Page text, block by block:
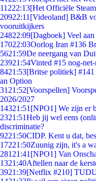
11222:13[Het Officiële
20922:11 [Videoland] B&B
vooruitkijkers
24822:09[Dagboek] Veel
17022:03Oorlog Iran #136
5621:59De neergang van
23921:54Vinted #15 nog-
8421:53[Britse politiek]
an Option
31 21:52[Voorspellen]
2026/2027
14321:51 [NPO1] We zijn er
2321:51Heb jij wel eens
discriminatie?
9221:50CIDP. Kent u dat,
17221:50Zuunig zijn, it's a
281 21:41 [NPO1] Van
1321:40Aftellen naar de
3921:39[Netflix #210]